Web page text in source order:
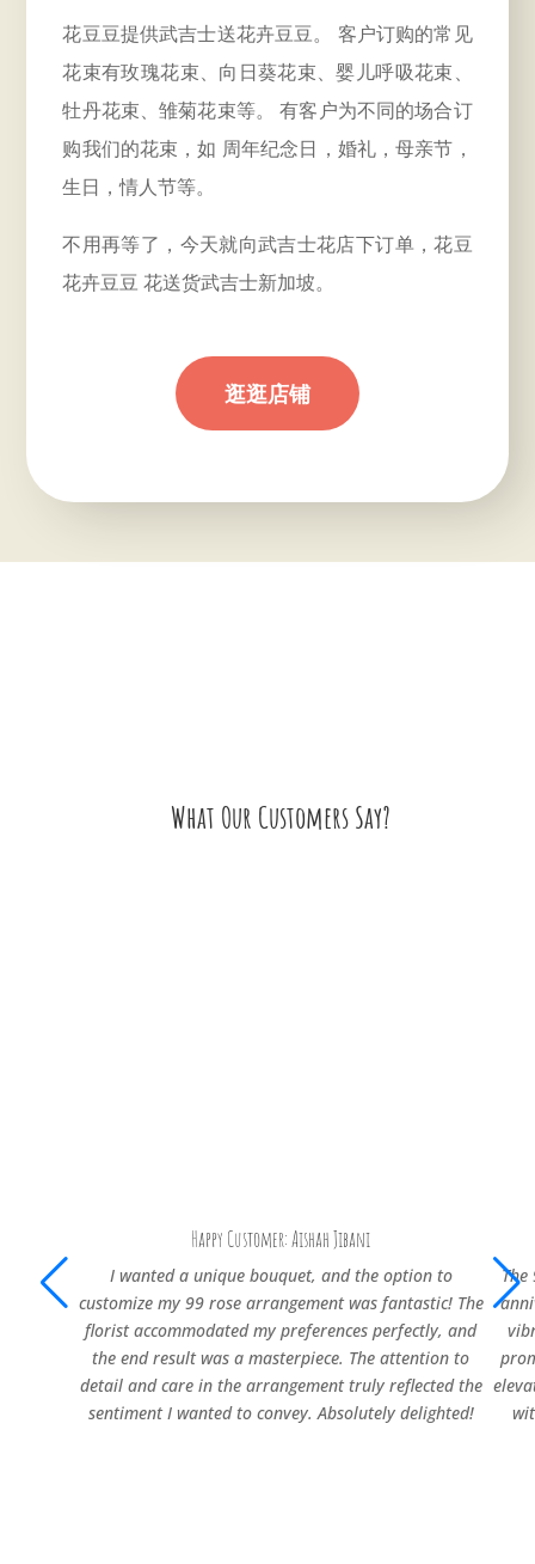
花豆豆提供武吉士送花卉豆豆。 客户订购的常见
花束有玫瑰花束、向日葵花束、婴儿呼吸花束、
牡丹花束、雏菊花束等。 有客户为不同的场合订
购我们的花束，如 周年纪念日，婚礼，母亲节，
生日，情人节等。
不用再等了，今天就向武吉士花店下订单，花豆
花卉豆豆 花送货武吉士新加坡。
逛逛店铺
What Our Customers Say?
Happy Customer: Aishah Jibani
I wanted a unique bouquet, and the option to
customize my 99 rose arrangement was fantastic! The
florist accommodated my preferences perfectly, and
the end result was a masterpiece. The attention to
detail and care in the arrangement truly reflected the
sentiment I wanted to convey. Absolutely delighted!
The